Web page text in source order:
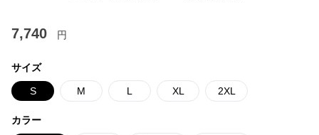
7,740 円
サイズ
S M L XL 2XL
カラー